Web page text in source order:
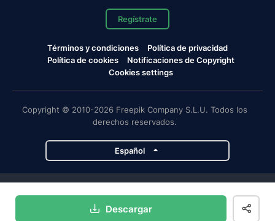
Descargar
Regístrate
Términos y condiciones
Política de privacidad
Política de cookies
Notificaciones de Copyright
Cookies settings
Copyright © 2010-2026 Freepik Company S.L.U. Todos los
derechos reservados.
Español
Magnific Flaticon